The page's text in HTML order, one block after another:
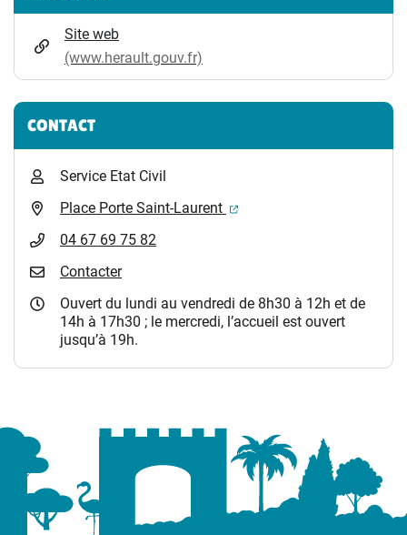
Site web
(www.herault.gouv.fr)
CONTACT
Service Etat Civil
Place Porte Saint-Laurent
(ouverture dans un
04 67 69 75 82
Contacter
Ouvert du lundi au vendredi de 8h30 à 12h et de
14h à 17h30 ; le mercredi, l’accueil est ouvert
jusqu’à 19h.